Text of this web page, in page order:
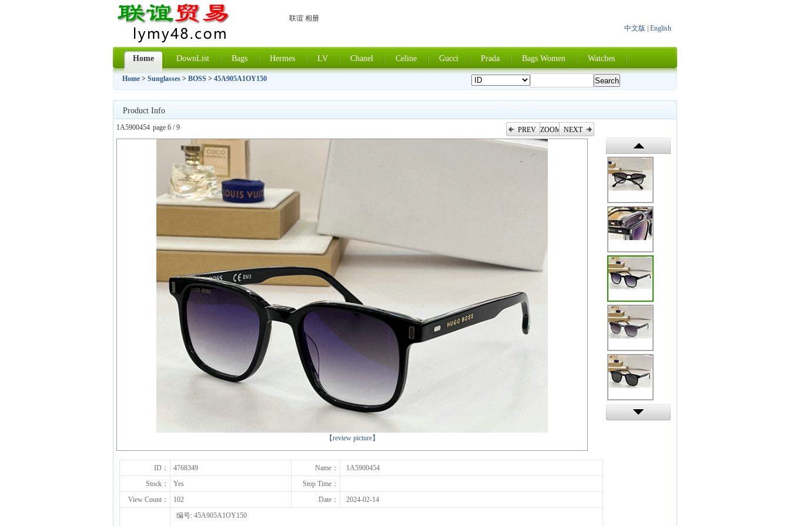
联谊 相册
中文版
English
Home DownList Bags Hermes LV Chanel Celine Gucci Prada Bags Women Watches
Home > Sunglasses > BOSS > 45A905A1OY150
Product Info
1A5900454 page 6 / 9 PREV ZOOM NEXT
【review picture】
下一张
ID： 4768349 Name：
1A5900454
Stock：
Yes
Stop Time：
View Count：
102 Date：
2024-02-14
编号: 45A905A1OY150